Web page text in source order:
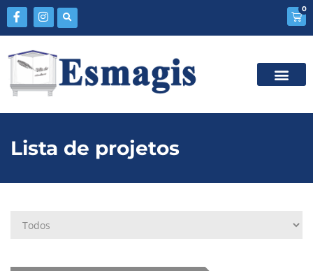
0
Lista de projetos